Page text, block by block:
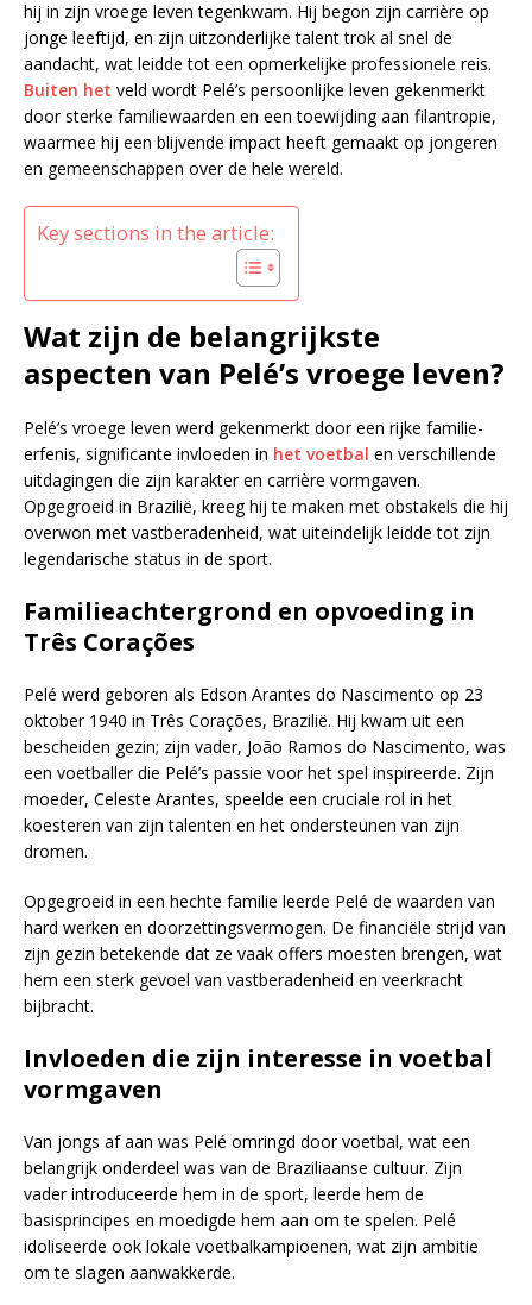
hij in zijn vroege leven tegenkwam. Hij begon zijn carrière op
jonge leeftijd, en zijn uitzonderlijke talent trok al snel de
aandacht, wat leidde tot een opmerkelijke professionele reis.
Buiten het veld wordt Pelé’s persoonlijke leven gekenmerkt
door sterke familiewaarden en een toewijding aan filantropie,
waarmee hij een blijvende impact heeft gemaakt op jongeren
en gemeenschappen over de hele wereld.
Key sections in the article:
Wat zijn de belangrijkste
aspecten van Pelé’s vroege leven?
Pelé’s vroege leven werd gekenmerkt door een rijke familie-
erfenis, significante invloeden in het voetbal en verschillende
uitdagingen die zijn karakter en carrière vormgaven.
Opgegroeid in Brazilië, kreeg hij te maken met obstakels die hij
overwon met vastberadenheid, wat uiteindelijk leidde tot zijn
legendarische status in de sport.
Familieachtergrond en opvoeding in
Três Corações
Pelé werd geboren als Edson Arantes do Nascimento op 23
oktober 1940 in Três Corações, Brazilië. Hij kwam uit een
bescheiden gezin; zijn vader, João Ramos do Nascimento, was
een voetballer die Pelé’s passie voor het spel inspireerde. Zijn
moeder, Celeste Arantes, speelde een cruciale rol in het
koesteren van zijn talenten en het ondersteunen van zijn
dromen.
Opgegroeid in een hechte familie leerde Pelé de waarden van
hard werken en doorzettingsvermogen. De financiële strijd van
zijn gezin betekende dat ze vaak offers moesten brengen, wat
hem een sterk gevoel van vastberadenheid en veerkracht
bijbracht.
Invloeden die zijn interesse in voetbal
vormgaven
Van jongs af aan was Pelé omringd door voetbal, wat een
belangrijk onderdeel was van de Braziliaanse cultuur. Zijn
vader introduceerde hem in de sport, leerde hem de
basisprincipes en moedigde hem aan om te spelen. Pelé
idoliseerde ook lokale voetbalkampioenen, wat zijn ambitie
om te slagen aanwakkerde.